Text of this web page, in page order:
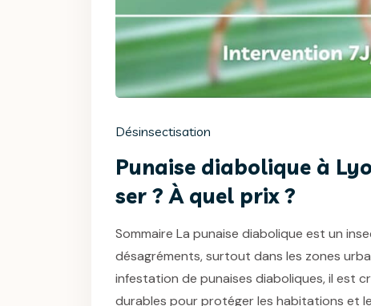
Désinsectisation
Punaise diabolique à
ser ? À quel prix ?
Sommaire La punaise diabolique est un
désagréments, surtout dans les zones
infestation de punaises diaboliques, il est
durables pour protéger les habitations et